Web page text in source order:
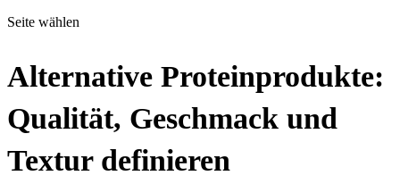
Seite wählen
Alternative Proteinprodukte:
Qualität, Geschmack und
Textur definieren